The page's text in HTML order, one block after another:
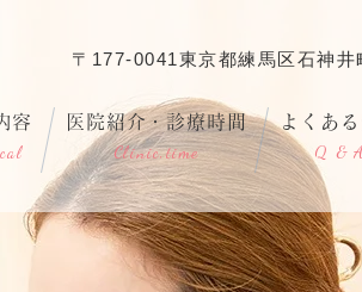
〒177-0041東京都練馬区石神井
容 医院紹介・診療時間
Clinic,time
よくあ
Q &